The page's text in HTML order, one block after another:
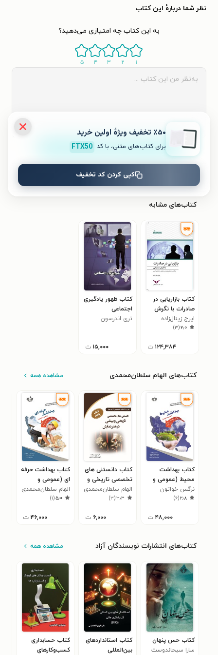
نظر شما دربارهٔ این کتاب
به این کتاب چه امتیازی می‌دهید؟
۱ ۲ ۳ ۴ ۵
ثبت نظر
نظری برای کتاب ثبت نشده است.
کتاب‌های مشابه
کتاب بازاریابی در
صادرات با نگرش
عملیاتی
ایرج زینال‌زاده
۲٫۰(۳)
۱۲۴,۳۸۴ ت
کتاب ظهور یادگیری
اجتماعی
تری اندرسون
۱۵,۰۰۰ ت
کتاب‌های الهام سلطان‌محمدی مشاهده همه
کتاب بهداشت
محیط (عمومی و
تخصصی)
نرگس خواتون
فتحیان
۲٫۸(۶)
۴۸,۰۰۰ ت
کتاب دانستنی های
تخصصی تاریخی و
بینشی در هنر
نمایش
الهام سلطان‌محمدی
۳٫۳(۳)
۶,۰۰۰ ت
کتاب بهداشت حرفه
ای (عمومی و
تخصصی)
الهام سلطان‌محمدی
۵٫۰(۱)
۴۶,۰۰۰ ت
کتاب‌های انتشارات نویسندگان آزاد مشاهده همه
کتاب حس پنهان
سارا سبحاندوست
کتاب استانداردهای
بین‌المللی
کتاب حسابداری
کسب‌وکارهای
٪۵۰ تخفیف ویژۀ اولین خرید
برای کتاب‌های متنی، با کد FTX50
کپی کردن کد تخفیف